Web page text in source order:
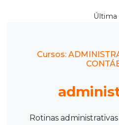
Última
Cursos:
Rotinas